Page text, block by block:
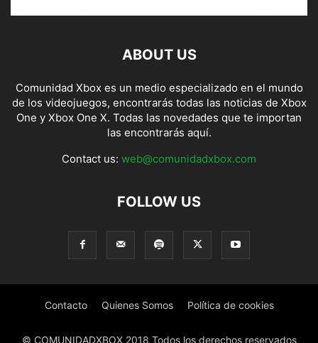
ABOUT US
Comunidad Xbox es un medio especializado en el mundo
de los videojuegos, encontrarás todas las noticias de Xbox
One y Xbox One X. Todas las novedades que te importan
las encontrarás aquí.
Contact us: web@comunidadxbox.com
FOLLOW US
Contacto Quienes Somos Política de cookies
© COMUNIDADXBOX 2018 Todos los derechos reservados